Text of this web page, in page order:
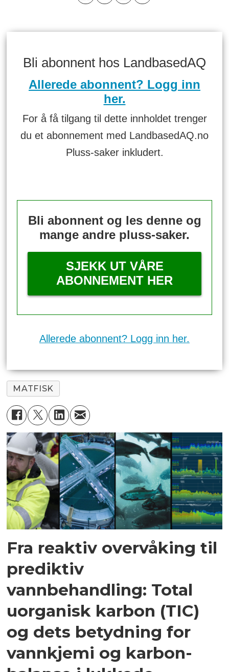
Bli abonnent hos LandbasedAQ
Allerede abonnent? Logg inn
her.
For å få tilgang til dette innholdet trenger
du et abonnement med LandbasedAQ.no
Pluss-saker inkludert.
Bli abonnent og les denne og
mange andre pluss-saker.
SJEKK UT VÅRE
ABONNEMENT HER
Allerede abonnent? Logg inn her.
MATFISK
Fra reaktiv overvåking til
prediktiv
vannbehandling: Total
uorganisk karbon (TIC)
og dets betydning for
vannkjemi og karbon­